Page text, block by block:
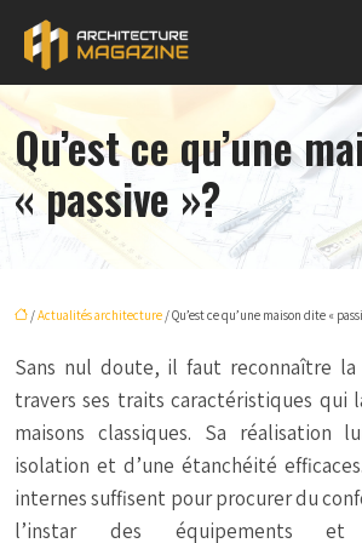
Qu’est ce qu’une
« passive »?
/Actualités architecture / Qu’est ce qu’une maison dite «
Sans nul doute, il faut reconnaître la
travers ses traits caractéristiques qui
maisons classiques. Sa réalisation
isolation et d’une étanchéité
internes suffisent pour procurer du
l’instar des équipements